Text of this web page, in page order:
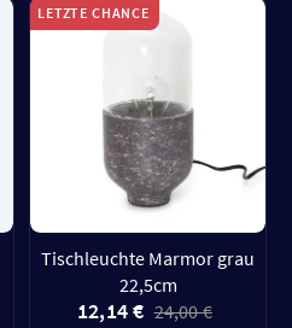
LETZTE CHANCE
Tischleuchte Marmor grau
22,5cm
12,14 € 24,00 €